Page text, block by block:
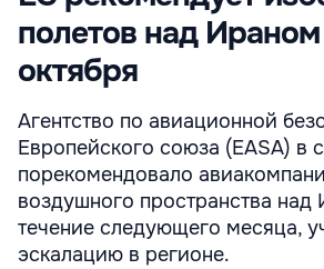
полетов над
октября
Агентство по авиационной
Европейского союза (EASA) в
порекомендовало
воздушного пространства над
течение следующего месяца,
эскалацию в регионе.